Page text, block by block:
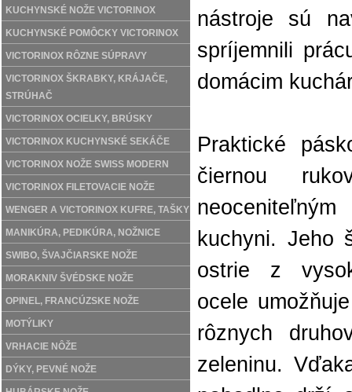
KUCHYNSKÉ NOŽE VICTORINOX
KUCHYNSKÉ POMÔCKY VICTORINOX
VICTORINOX RÔZNE SÚPRAVY
VICTORINOX ŠKRABKY, KRÁJAČE,
STRÚHAČ
VICTORINOX OCIELKY, BRÚSKY
VICTORINOX KUCHYNSKÉ SEKÁČE
VICTORINOX NOŽE SWISS MODERN
VICTORINOX FILETOVACIE NOŽE
WENGER A VICTORINOX KUFRE, TAŠKY
MANIKÚRA, PEDIKÚRA, NOŽNICE
SWIBO, ŠVAJČIARSKE NOŽE
MORAKNIV ŠVÉDSKE NOŽE
OPINEL, FRANCÚZSKE NOŽE
MOTÝLIKY
VRHACIE NÔŽE
DÝKY, PEVNÉ NOŽE
nástroje sú
spríjemnili
domácim
Praktické
čiernou
kuchyni. Jeho
ostrie z
ocele
rôznych
zeleninu.